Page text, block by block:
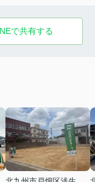
で共有する